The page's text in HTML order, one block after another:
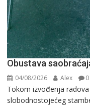
Obustava
04/08/2026 Alex 0
Tokom izvođenja
slobodnostojećeg